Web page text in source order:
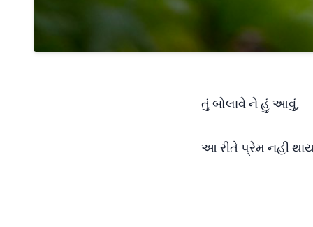
તું બોલાવે ને હું આવું,
આ રીતે પ્રેમ નહી